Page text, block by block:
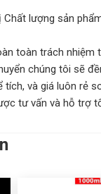
lượng sản
toàn trách nhiệm
chúng tôi sẽ
tích, và giá luôn rẻ
tư vấn và hỗ trợ